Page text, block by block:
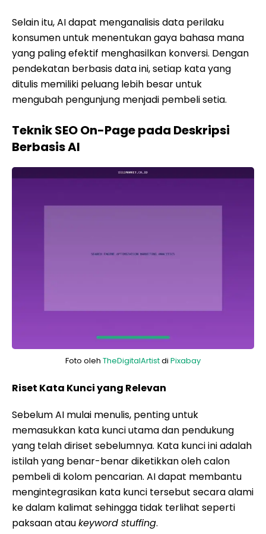
Selain itu, AI dapat menganalisis data perilaku
konsumen untuk menentukan gaya bahasa mana
yang paling efektif menghasilkan konversi. Dengan
pendekatan berbasis data ini, setiap kata yang
ditulis memiliki peluang lebih besar untuk
mengubah pengunjung menjadi pembeli setia.
Teknik SEO On-Page pada Deskripsi
Berbasis AI
Foto oleh TheDigitalArtistdi Pixabay
Riset Kata Kunci yang Relevan
Sebelum AI mulai menulis, penting untuk
memasukkan kata kunci utama dan pendukung
yang telah diriset sebelumnya. Kata kunci ini adalah
istilah yang benar-benar diketikkan oleh calon
pembeli di kolom pencarian. AI dapat membantu
mengintegrasikan kata kunci tersebut secara alami
ke dalam kalimat sehingga tidak terlihat seperti
paksaan ataukeyword stuffing.